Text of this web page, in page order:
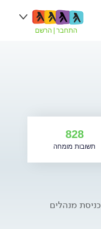
התחבר הרשם
828
תשובות מומחה
כניסת מנהלים